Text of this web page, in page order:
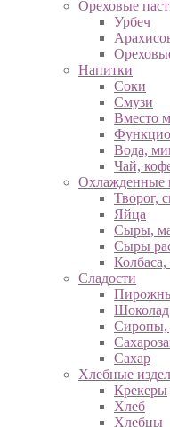
Ореховые
Урбеч
Напитки
Соки
Смузи
Вместо
Вода,
Чай,
Охлажденные
Творог,
Яйца
Сыры,
Сыры
Колбаса,
Сладости
Шоколад
Сиропы,
Сахар
Хлебные
Крекеры
Хлеб
Хлебцы